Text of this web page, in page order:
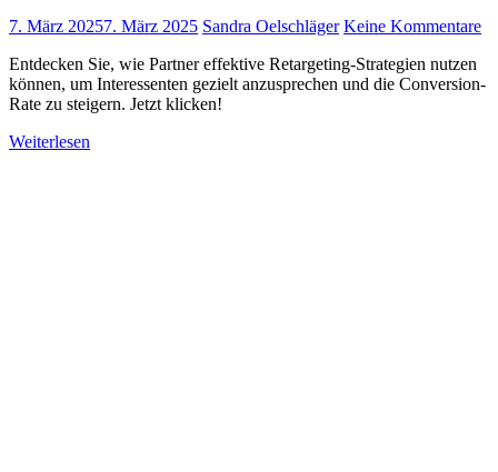
7. März 20257. März 2025 Sandra Oelschläger Keine Kommentare
Entdecken Sie, wie Partner effektive Retargeting-Strategien nutzen
können, um Interessenten gezielt anzusprechen und die Conversion-
Rate zu steigern. Jetzt klicken!
Weiterlesen